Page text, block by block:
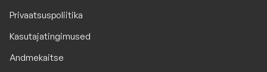
Privaatsuspoliitika
Kasutajatingimused
Andmekaitse